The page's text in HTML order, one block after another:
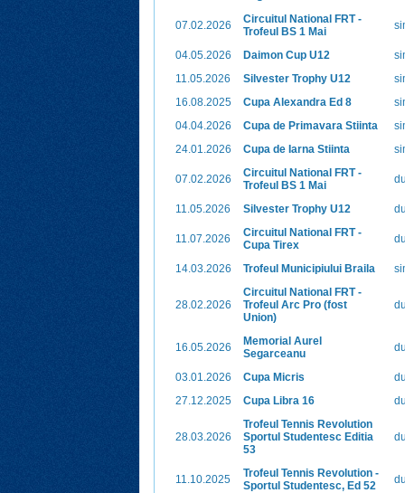
07.02.2026
Circuitul National FRT -
Trofeul BS 1 Mai
04.05.2026 Daimon Cup U12
11.05.2026
Silvester Trophy U12
16.08.2025
Cupa Alexandra Ed 8
04.04.2026
Cupa de Primavara Stiinta
24.01.2026
Cupa de Iarna Stiinta
07.02.2026
Circuitul National FRT -
Trofeul BS 1 Mai
11.05.2026 Silvester Trophy U12
11.07.2026
Circuitul National FRT -
Cupa Tirex
14.03.2026 Trofeul Municipiului Braila
28.02.2026
Circuitul National FRT -
Trofeul Arc Pro (fost
Union)
16.05.2026
Memorial Aurel
Segarceanu
03.01.2026 Cupa Micris
27.12.2025
Cupa Libra 16
28.03.2026
Trofeul Tennis Revolution
Sportul Studentesc Editia
53
11.10.2025
Trofeul Tennis Revolution -
Sportul Studentesc, Ed 52